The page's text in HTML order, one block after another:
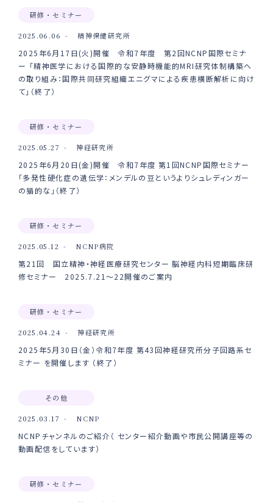
研修・セミナー
2025.06.06 精神保健研究所
2025年6月17日(火)開催 令和7年度 第2回NCNP国際セミナ
ー 「精神医学における国際的な安静時機能的MRI研究体制構築へ
の取り組み：国際共同研究組織エニグマによる疾患横断解析に向け
て」（終了）
研修・セミナー
2025.05.27 神経研究所
2025年6月20日(金)開催 令和7年度 第1回NCNP国際セミナー
「多発性硬化症の遺伝学：メンデルの豆というよりシュレディンガー
の猫的な」（終了）
研修・セミナー
2025.05.12 NCNP病院
第21回 国立精神・神経医療研究センター 脳神経内科短期臨床研
修セミナー 2025.7.21～22開催のご案内
研修・セミナー
2025.04.24 神経研究所
2025年5月30日（金）令和7年度 第43回神経研究所分子回路系セ
ミナー を開催します （終了）
その他
2025.03.17 NCNP
NCNPチャンネルのご紹介（ センター紹介動画や市民公開講座等の
動画配信をしています）
研修・セミナー